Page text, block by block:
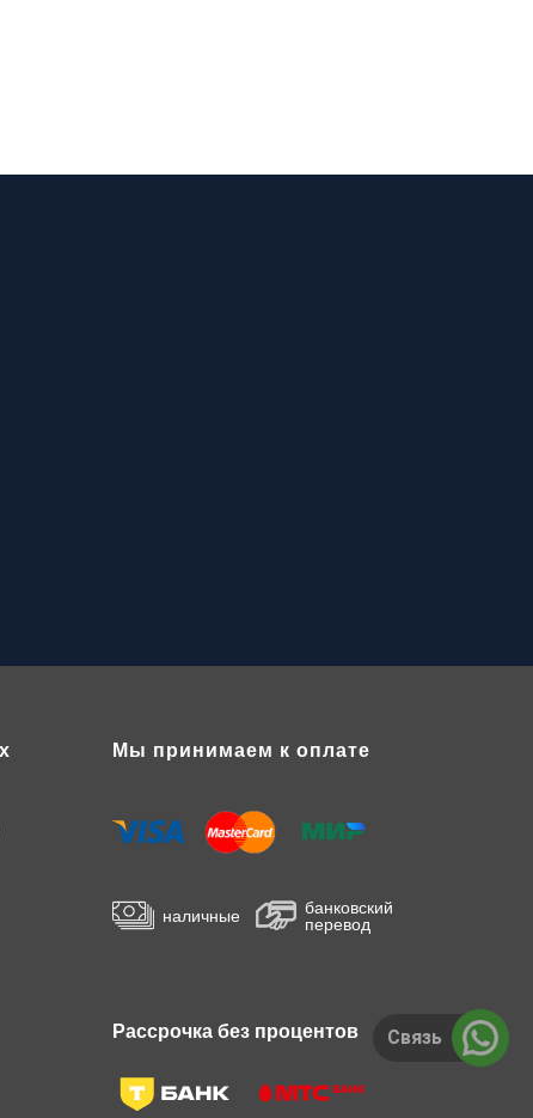
Мы принимаем к оплате
Рассрочка без процентов
банковский
перевод
наличные
Связь